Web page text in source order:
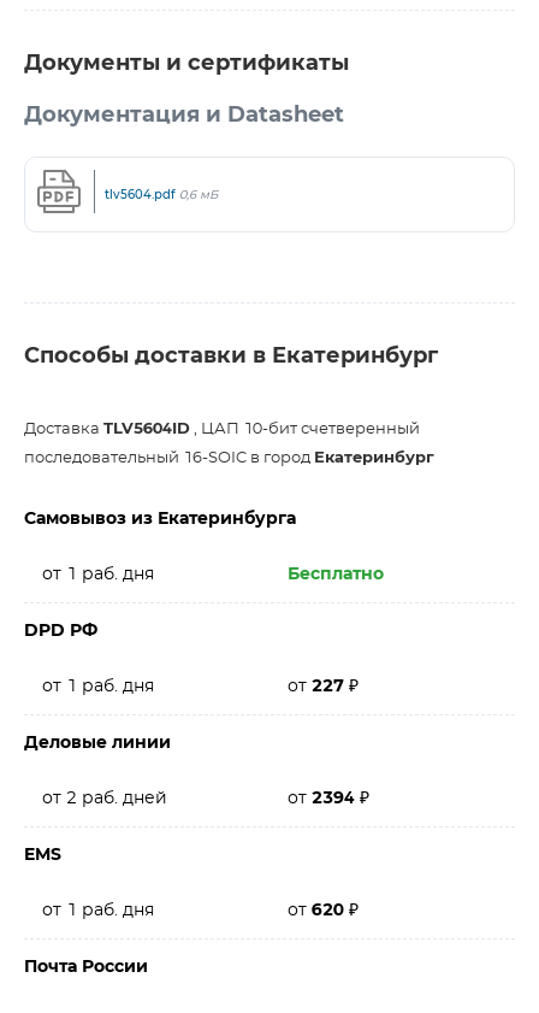
Документы и сертификаты
Документация и Datasheet
tlv5604.pdf 0,6 мБ
Способы доставки в Екатеринбург
Доставка TLV5604ID , ЦАП 10-бит счетверенный
последовательный 16-SOIC в город Екатеринбург
Самовывоз из Екатеринбурга
от 1 раб. дня Бесплатно
DPD РФ
от 1 раб. дня от 227 ₽
Деловые линии
от 2 раб. дней от 2394 ₽
EMS
от 1 раб. дня от 620 ₽
Почта России